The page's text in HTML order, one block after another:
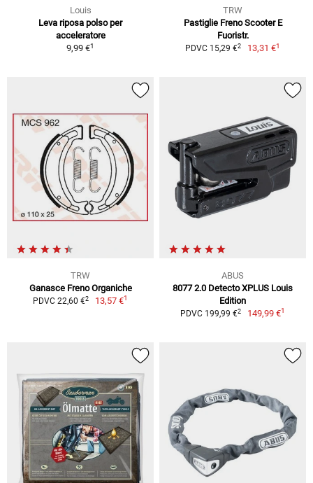
Louis
Leva riposa polso per
acceleratore
9,99 €1
TRW
Pastiglie Freno Scooter E
Fuoristr.
PDVC 15,29 €2 13,31 €1
TRW
Ganasce Freno Organiche
PDVC 22,60 €2 13,57 €1
ABUS
8077 2.0 Detecto XPLUS Louis
Edition
PDVC 199,99 €2 149,99 €1